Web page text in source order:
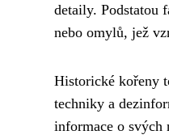
detaily. Podstatou
nebo omylů, jež
Historické kořeny
techniky a
informace o svých